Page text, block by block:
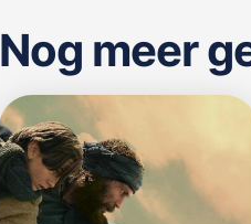
Nog meer